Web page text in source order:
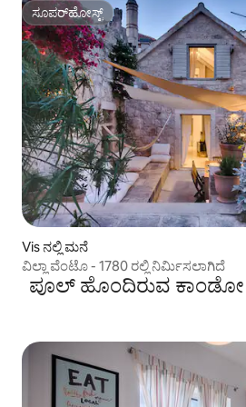
ಸೂಪರ್‌ಹೋಸ್ಟ್
ಸೂಪರ್‌ಹೋಸ್ಟ್
Vis ನಲ್ಲಿ ಮನೆ
ವಿಲ್ಲಾ ವೆಂಟೊ - 1780 ರಲ್ಲಿ ನಿರ್ಮಿಸಲಾಗಿದೆ
ಪೂಲ್ ಹೊಂದಿರುವ ಕಾಂಡೋ